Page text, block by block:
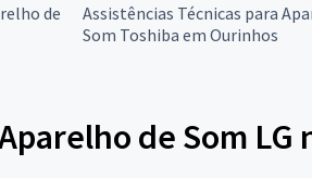
de
Assistências Técnicas para
Som Toshiba em Ourinhos
de Som LG